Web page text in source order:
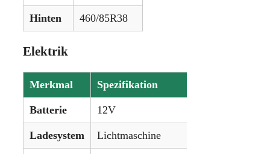
Hinten 460/85R38
Elektrik
Merkmal Spezifikation
Batterie 12V
Ladesystem Lichtmaschine